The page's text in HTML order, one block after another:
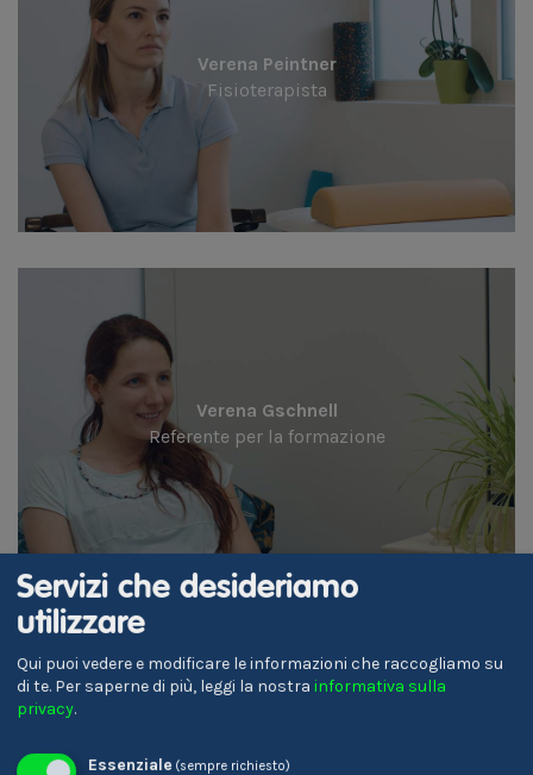
Verena Peintner
Fisioterapista
Verena Gschnell
Referente per la formazione
Karin Ladinser
Servizi che desideriamo
utilizzare
Qui puoi vedere e modificare le informazioni che raccogliamo su
di te. Per saperne di più, leggi la nostra informativa sulla
privacy.
Essenziale (sempre richiesto)